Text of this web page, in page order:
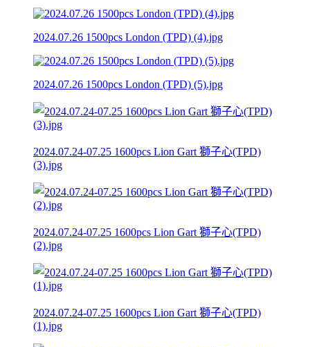
2024.07.26 1500pcs London (TPD) (4).jpg
2024.07.26 1500pcs London (TPD) (5).jpg
2024.07.24-07.25 1600pcs Lion Gart 獅子心(TPD)
(3).jpg
2024.07.24-07.25 1600pcs Lion Gart 獅子心(TPD)
(2).jpg
2024.07.24-07.25 1600pcs Lion Gart 獅子心(TPD)
(1).jpg